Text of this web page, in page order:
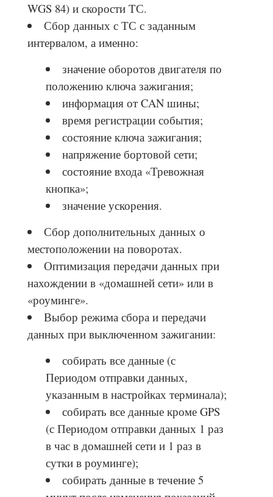
WGS 84) и скорости ТС.
Сбор данных с ТС с заданным
интервалом, а именно:
значение оборотов двигателя по
положению ключа зажигания;
информация от CAN шины;
время регистрации события;
состояние ключа зажигания;
напряжение бортовой сети;
состояние входа «Тревожная
кнопка»;
значение ускорения.
Сбор дополнительных данных о
местоположении на поворотах.
Оптимизация передачи данных при
нахождении в «домашней сети» или в
«роуминге».
Выбор режима сбора и передачи
данных при выключенном зажигании:
собирать все данные (с
Периодом отправки данных,
указанным в настройках терминала);
собирать все данные кроме GPS
(с Периодом отправки данных 1 раз
в час в домашней сети и 1 раз в
сутки в роуминге);
собирать данные в течение 5